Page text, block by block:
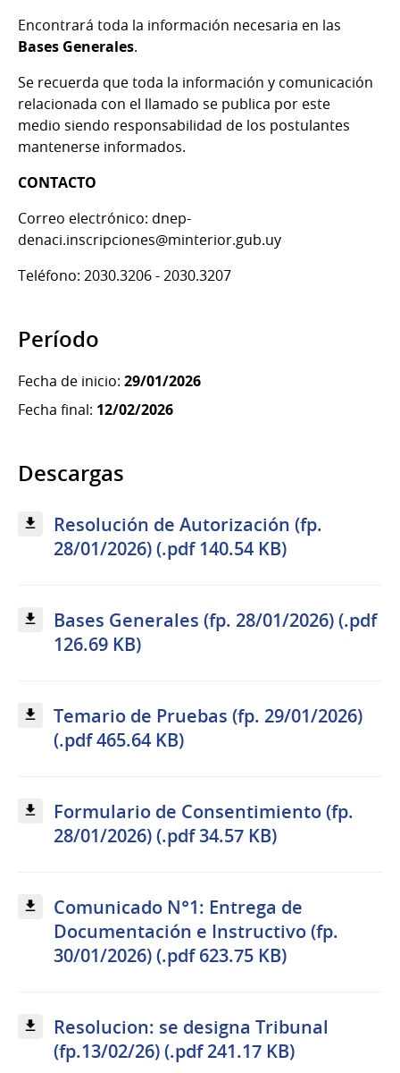
Encontrará toda la información necesaria en las
Bases Generales.
Se recuerda que toda la información y comunicación
relacionada con el llamado se publica por este
medio siendo responsabilidad de los postulantes
mantenerse informados.
CONTACTO
Correo electrónico: dnep-
denaci.inscripciones@minterior.gub.uy
Teléfono: 2030.3206 - 2030.3207
Período
Fecha de inicio: 29/01/2026
Fecha final: 12/02/2026
Descargas
Resolución de Autorización (fp.
28/01/2026) (.pdf 140.54 KB)
Bases Generales (fp. 28/01/2026) (.pdf
126.69 KB)
Temario de Pruebas (fp. 29/01/2026)
(.pdf 465.64 KB)
Formulario de Consentimiento (fp.
28/01/2026) (.pdf 34.57 KB)
Comunicado N°1: Entrega de
Documentación e Instructivo (fp.
30/01/2026) (.pdf 623.75 KB)
Resolucion: se designa Tribunal
(fp.13/02/26) (.pdf 241.17 KB)